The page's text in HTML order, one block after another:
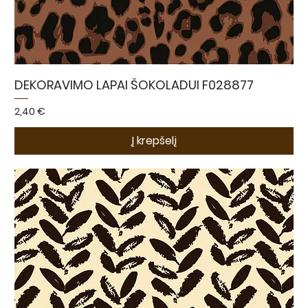
DEKORAVIMO LAPAI ŠOKOLADUI F028877
Kaina
2,40 €
Į krepšelį